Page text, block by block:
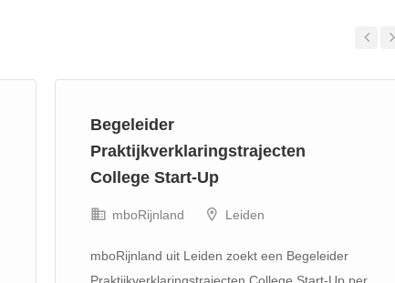
Begeleider
Praktijkverklaringstrajecten
College Start-Up
mboRijnland Leiden
mboRijnland uit Leiden zoekt een Begeleider